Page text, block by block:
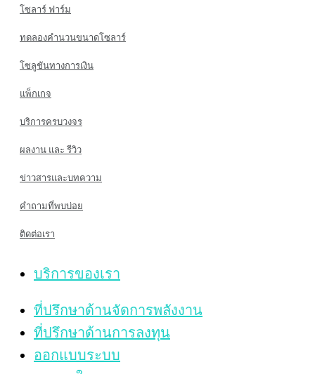
โซลาร์ ฟาร์ม
ทดลองคำนวนขนาดโซลาร์
โซลูชันทางการเงิน
แพ็กเกจ
บริการครบวงจร
ผลงาน และ รีวิว
ข่าวสารและบทความ
คำถามที่พบบ่อย
ติดต่อเรา
บริการของเรา
ที่ปรึกษาด้านจัดการพลังงาน
ที่ปรึกษาด้านการลงทุน
ออกแบบระบบ